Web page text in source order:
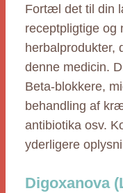
Fortæl det til din
receptpligtige og
herbalprodukter,
denne medicin.
Beta-blokkere,
behandling af
antibiotika osv.
yderligere
Digoxanova